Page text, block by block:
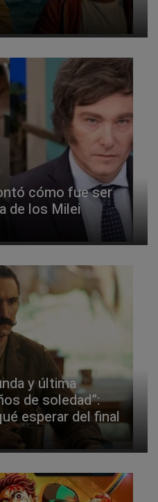
cómo fue ser
de los Milei
y última
de soledad”:
esperar del final